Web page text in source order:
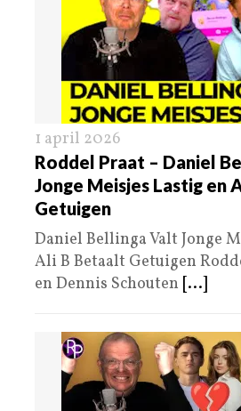
1 april 2026
Roddel Praat – Daniel
Jonge Meisjes Lastig en
Getuigen
Daniel Bellinga Valt Jonge
Ali B Betaalt Getuigen
en Dennis Schouten [...]